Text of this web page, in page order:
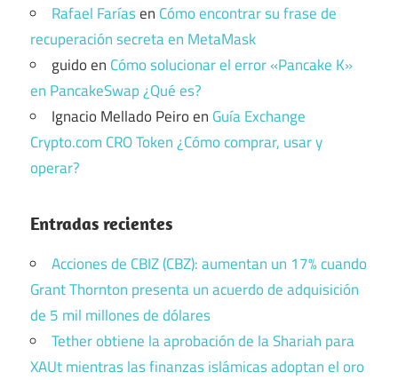
Rafael Faríasen Cómo encontrar su frase de
recuperación secreta en MetaMask
guidoen Cómo solucionar el error «Pancake K»
en PancakeSwap ¿Qué es?
Ignacio Mellado Peiroen Guía Exchange
Crypto.com CRO Token ¿Cómo comprar, usar y
operar?
Entradas recientes
Acciones de CBIZ (CBZ): aumentan un 17% cuando
Grant Thornton presenta un acuerdo de adquisición
de 5 mil millones de dólares
Tether obtiene la aprobación de la Shariah para
XAUt mientras las finanzas islámicas adoptan el oro